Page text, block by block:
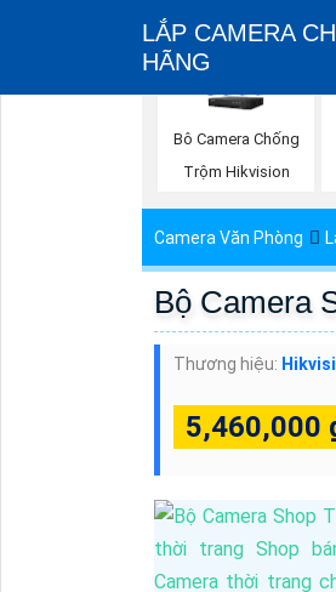
LẮP CAMERA
HÃNG
Bô Camera Chống
Trộm Hikvision
Camera Văn Phòng
Bộ Camera
Thương hiệu:
5,460,000